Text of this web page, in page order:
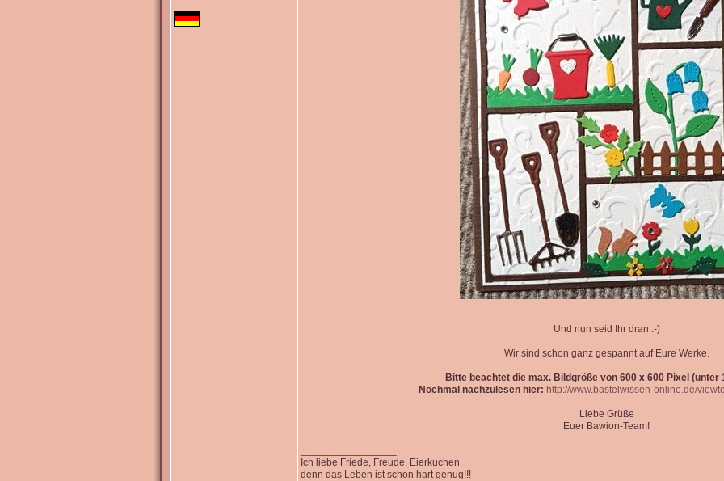
Und nun seid Ihr dran :-)
Wir sind schon ganz gespannt auf Eure Werke.
Bitte beachtet die max. Bildgröße von 600 x 600 Pixel (unter
Nochmal nachzulesen hier: http://www.bastelwissen-online.de/
Liebe Grüße
Euer Bawion-Team!
Ich liebe Friede, Freude, Eierkuchen
denn das Leben ist schon hart genug!!!